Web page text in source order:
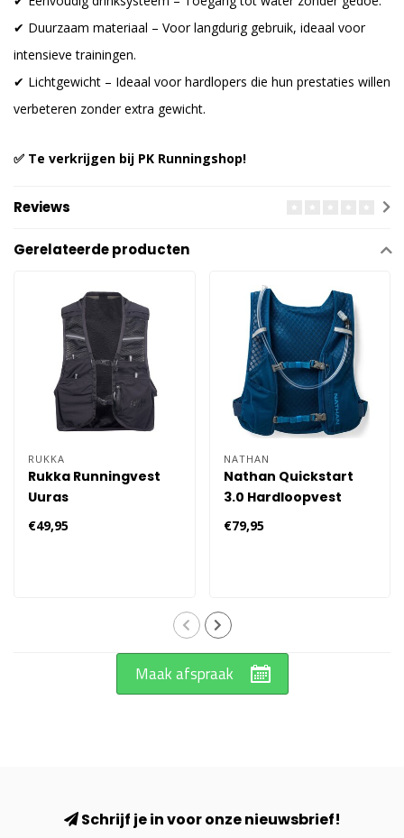
✔ Duurzaam materiaal – Voor langdurig gebruik, ideaal voor
intensieve trainingen.
✔ Lichtgewicht – Ideaal voor hardlopers die hun prestaties willen
verbeteren zonder extra gewicht.
✅ Te verkrijgen bij PK Runningshop!
Reviews
Gerelateerde producten
RUKKA
Rukka Runningvest
Uuras
€49,95
NATHAN
Nathan Quickstart
3.0 Hardloopvest
€79,95
Maak afspraak
Schrijf je in voor onze nieuwsbrief!